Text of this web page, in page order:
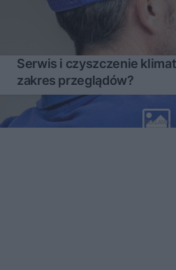
Serwis i czyszczenie
zakres przeglądów?